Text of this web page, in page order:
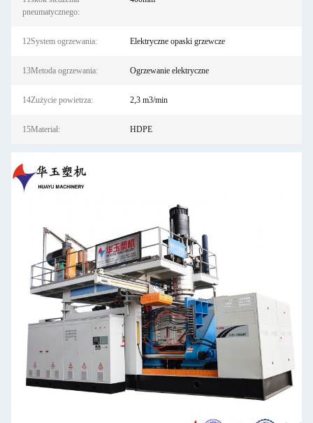
pneumatycznego:
12System ogrzewania: Elektryczne opaski grzewcze
13Metoda ogrzewania: Ogrzewanie elektryczne
14Zużycie powietrza: 2,3 m3/min
15Materiał: HDPE